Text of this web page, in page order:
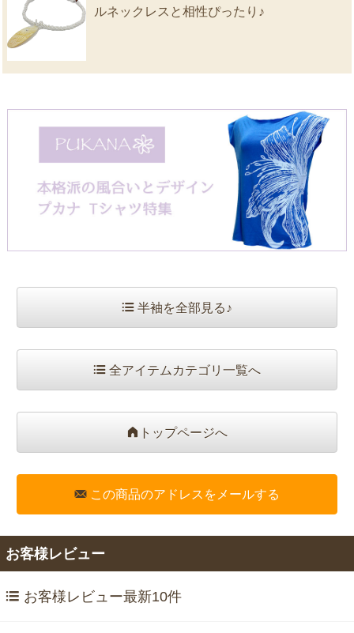
ルネックレスと相性ぴったり♪
半袖を全部見る♪
全アイテムカテゴリ一覧へ
トップページへ
この商品のアドレスをメールする
お客様レビュー
お客様レビュー最新10件